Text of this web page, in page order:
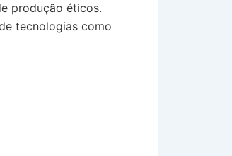
produção éticos.
tecnologias como